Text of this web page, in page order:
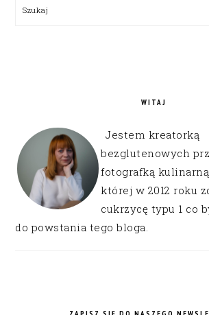
Szukaj
WITAJ
Jestem kreatorką
bezglutenowych
fotografką
której w 2012 roku
cukrzycę typu 1 co
do powstania tego bloga.